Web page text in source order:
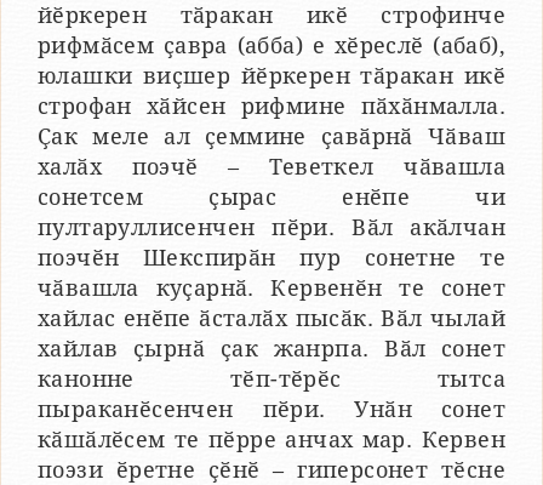
йӗркерен тӑракан икӗ строфинче
рифмӑсем ҫавра (абба) е хӗреслӗ (абаб),
юлашки виҫшер йӗркерен тӑракан икӗ
строфан хӑйсен рифмине пӑхӑнмалла.
Ҫак меле ал ҫеммине ҫавӑрнӑ Чӑваш
халӑх поэчӗ – Теветкел чӑвашла
сонетсем ҫырас енӗпе чи
пултаруллисенчен пӗри. Вӑл акӑлчан
поэчӗн Шекспирӑн пур сонетне те
чӑвашла куҫарнӑ. Кервенӗн те сонет
хайлас енӗпе ӑсталӑх пысӑк. Вӑл чылай
хайлав ҫырнӑ ҫак жанрпа. Вӑл сонет
канонне тӗп-тӗрӗс тытса
пыраканӗсенчен пӗри. Унӑн сонет
кӑшӑлӗсем те пӗрре анчах мар. Кервен
поэзи ӗретне ҫӗнӗ – гиперсонет тӗсне